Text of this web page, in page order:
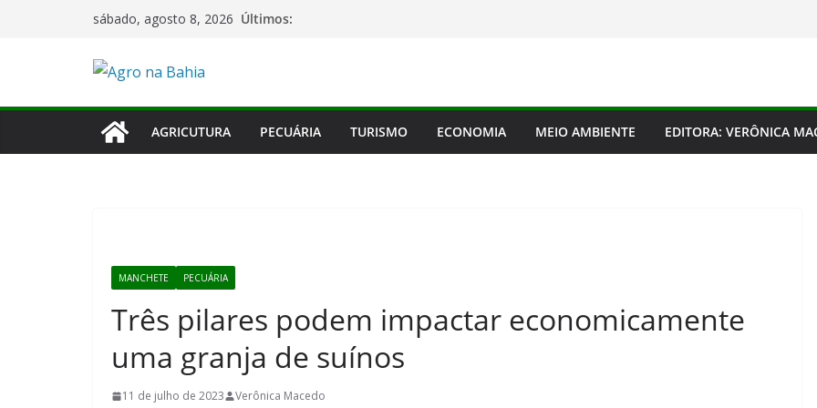
sábado, agosto 8, 2026 Últimos:
AGRICUTURA PECUÁRIA TURISMO ECONOMIA MEIO AMBIENTE EDITORA: VERÔNICA
MANCHETE PECUÁRIA
Três pilares podem impactar economicamente
uma granja de suínos
11 de julho de 2023 Verônica Macedo